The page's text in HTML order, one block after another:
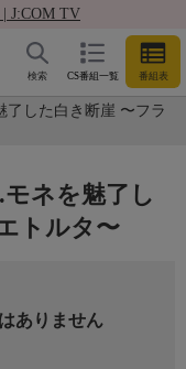
J:COM TV
CS番組一覧 番組表
検索
了した白き断崖 〜フラ
ネを魅了し
トルタ〜
ありません